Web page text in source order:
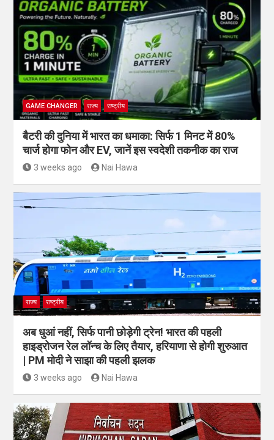
GAME CHANGER राज्य राष्ट्रीय
बैटरी की दुनिया में भारत का धमाका: सिर्फ 1 मिनट में 80%
चार्ज होगा फोन और EV, जानें इस स्वदेशी तकनीक का राज
3 weeks ago Nai Hawa
राज्य राष्ट्रीय
अब धुआं नहीं, सिर्फ पानी छोड़ेगी ट्रेन! भारत की पहली
हाइड्रोजन रेल लॉन्च के लिए तैयार, हरियाणा से होगी शुरुआत
| PM मोदी ने साझा की पहली झलक
3 weeks ago Nai Hawa